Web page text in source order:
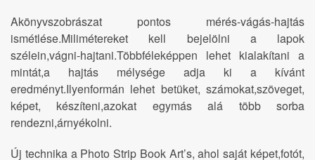
Akönyvszobrászat pontos mérés-vágás-hajtás
ismétlése.Milimétereket kell bejelölni a lapok
szélein,vágni-hajtani.Többféleképpen lehet kialakítani a
mintát,a hajtás mélysége adja ki a kívánt
eredményt.Ilyenformán lehet betüket, számokat,szöveget,
képet, készíteni,azokat egymás alá több sorba
rendezni,árnyékolni.
Új technika a Photo Strip Book Art’s, ahol saját képet,fotót,